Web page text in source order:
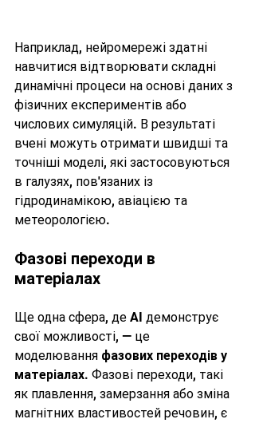
Наприклад, нейромережі здатні
навчитися відтворювати складні
динамічні процеси на основі даних з
фізичних експериментів або
числових симуляцій. В результаті
вчені можуть отримати швидші та
точніші моделі, які застосовуються
в галузях, пов'язаних із
гідродинамікою, авіацією та
метеорологією.
Фазові переходи в
матеріалах
Ще одна сфера, де AI демонструє
свої можливості, — це
моделювання фазових переходів у
матеріалах. Фазові переходи, такі
як плавлення, замерзання або зміна
магнітних властивостей речовин, є